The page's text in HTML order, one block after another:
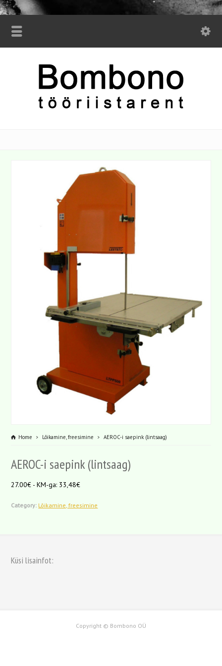
Home Lõikamine, freesimine AEROC-i saepink (lintsaag)
AEROC-i saepink (lintsaag)
27.00€ - KM-ga: 33,48€
Category: Lõikamine, freesimine
Küsi lisainfot:
Copyright © Bombono OÜ